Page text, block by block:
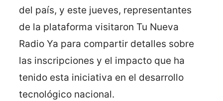
del país, y este jueves, representantes
de la plataforma visitaron Tu Nueva
Radio Ya para compartir detalles sobre
las inscripciones y el impacto que ha
tenido esta iniciativa en el desarrollo
tecnológico nacional.